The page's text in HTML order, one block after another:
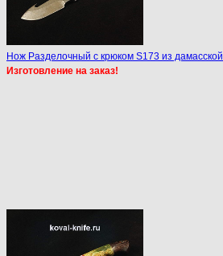
Нож Разделочный с крюком S173 из
Изготовление на заказ!